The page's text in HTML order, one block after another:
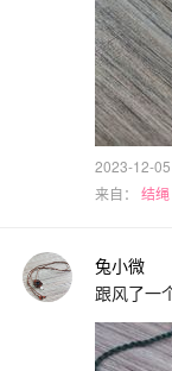
2023-12-05
来自： 结绳
兔小微
跟风了一